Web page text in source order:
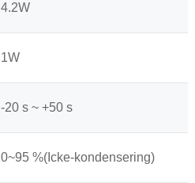
4.2W
1W
-20 s ~ +50 s
0~95 %(Icke-kondensering)